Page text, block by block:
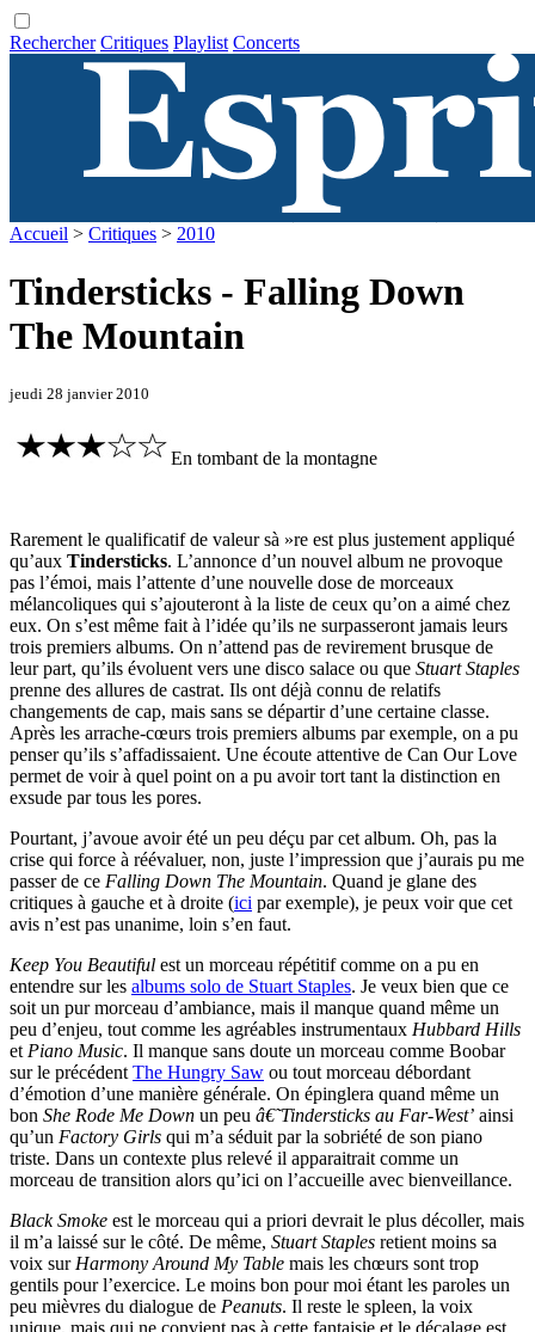
Rechercher Critiques Playlist Concerts
Accueil > Critiques > 2010
Tindersticks - Falling Down
The Mountain
jeudi 28 janvier 2010
En tombant de la montagne
Rarement le qualificatif de valeur sà »re est plus justement appliqué
qu’aux Tindersticks. L’annonce d’un nouvel album ne provoque
pas l’émoi, mais l’attente d’une nouvelle dose de morceaux
mélancoliques qui s’ajouteront à la liste de ceux qu’on a aimé chez
eux. On s’est même fait à l’idée qu’ils ne surpasseront jamais leurs
trois premiers albums. On n’attend pas de revirement brusque de
leur part, qu’ils évoluent vers une disco salace ou que Stuart Staples
prenne des allures de castrat. Ils ont déjà connu de relatifs
changements de cap, mais sans se départir d’une certaine classe.
Après les arrache-cœurs trois premiers albums par exemple, on a pu
penser qu’ils s’affadissaient. Une écoute attentive de Can Our Love
permet de voir à quel point on a pu avoir tort tant la distinction en
exsude par tous les pores.
Pourtant, j’avoue avoir été un peu déçu par cet album. Oh, pas la
crise qui force à réévaluer, non, juste l’impression que j’aurais pu me
passer de ce Falling Down The Mountain. Quand je glane des
critiques à gauche et à droite (ici par exemple), je peux voir que cet
avis n’est pas unanime, loin s’en faut.
Keep You Beautiful est un morceau répétitif comme on a pu en
entendre sur les albums solo de Stuart Staples. Je veux bien que ce
soit un pur morceau d’ambiance, mais il manque quand même un
peu d’enjeu, tout comme les agréables instrumentaux Hubbard Hills
et Piano Music. Il manque sans doute un morceau comme Boobar
sur le précédent The Hungry Saw ou tout morceau débordant
d’émotion d’une manière générale. On épinglera quand même un
bon She Rode Me Down un peu â€˜Tindersticks au Far-West’ ainsi
qu’un Factory Girls qui m’a séduit par la sobriété de son piano
triste. Dans un contexte plus relevé il apparaitrait comme un
morceau de transition alors qu’ici on l’accueille avec bienveillance.
Black Smoke est le morceau qui a priori devrait le plus décoller, mais
il m’a laissé sur le côté. De même, Stuart Staples retient moins sa
voix sur Harmony Around My Table mais les chœurs sont trop
gentils pour l’exercice. Le moins bon pour moi étant les paroles un
peu mièvres du dialogue de Peanuts. Il reste le spleen, la voix